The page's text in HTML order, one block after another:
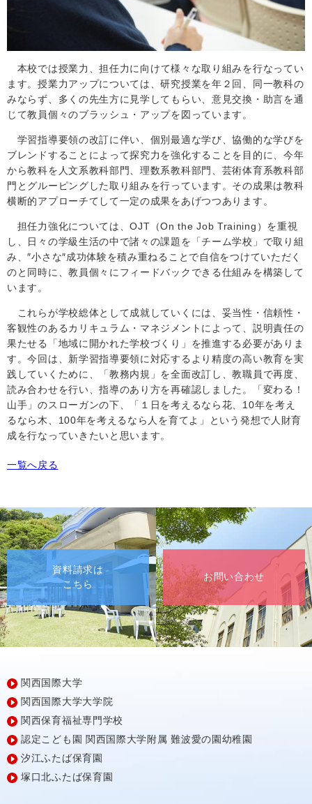
本校では授業力、担任力に向けて様々な取り組みを行なってい
ます。授業力アップについては、研究授業を年２回、同一教科の
みならず、多くの先生方に見学してもらい、意見交換・助言を通
じて教員個々のブラッシュ・アップを図っています。
学習指導要領の改訂に伴い、個別最適な学び、協働的な学びを
ブレンドすることによって探究力を強化することを目的に、今年
から教科を人文系教科部門、理数系教科部門、芸術体育系教科部
門とグルーピングした取り組みを行っています。その成果は教科
横断的アプローチてして一定の成果をあげつつあります。
担任力強化については、OJT （On the Job Training ）を重視
し、日々の学級生活の中で諸々の課題を「チーム学校」で取り組
み、″小さな″成功体験を積み重ねることで自信をつけていただく
のと同時に、教員個々にフィードバックできる仕組みを構築して
います。
これらが学校総体として成就していくには、妥当性・信頼性・
客観性のあるカリキュラム・マネジメントによって、説明責任の
果たせる「地域に開かれた学校づくり」を推進する必要がありま
す。今回は、新学習指導要領に対応するより精度の高い教育を実
践していくために、「教務内規」を全面改訂し、教職員で再度、
読み合わせを行い、指導のあり方を再確認しました。「変わる！
山手」のスローガンの下、「１日を考えるなら花、10年を考え
るなら木、100年を考えるなら人を育てよ」という発想で人財育
成を行なっていきたいと思います。
一覧へ戻る
資料請求は
こちら
お問い合わせ
関西国際大学
関西国際大学大学院
関西保育福祉専門学校
認定こども園 関西国際大学附属 難波愛の園幼稚園
汐江ふたば保育園
塚口北ふたば保育園